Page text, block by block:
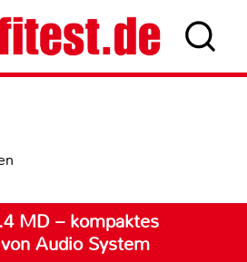
MD – kompaktes
Audio System